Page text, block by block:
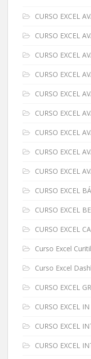
CURSO EXCEL
CURSO EXCEL
CURSO EXCEL
CURSO EXCEL
CURSO EXCEL
CURSO EXCEL
CURSO EXCEL
CURSO EXCEL
CURSO EXCEL
CURSO EXCEL
CURSO EXCEL
CURSO EXCEL
Curso Excel
Curso Excel
CURSO EXCEL
CURSO EXCEL
CURSO EXCEL
CURSO EXCEL